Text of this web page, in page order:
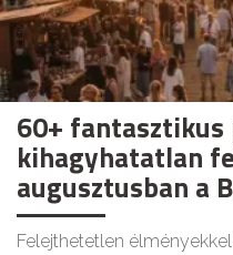
60+ fantasztikus
kihagyhatatlan
augusztusban a
Felejthetetlen